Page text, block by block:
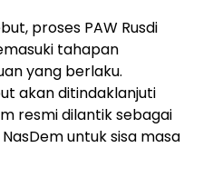
proses PAW Rusdi
tahapan
yang berlaku.
akan ditindaklanjuti
resmi dilantik sebagai
untuk sisa masa